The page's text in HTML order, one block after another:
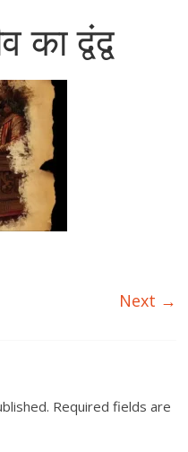
द्वंद्व
Next →
Required fields are